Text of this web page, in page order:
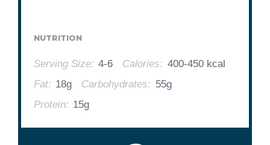
NUTRITION
Serving Size: 4-6 Calories: 400-450 kcal
Fat: 18g Carbohydrates: 55g
Protein: 15g